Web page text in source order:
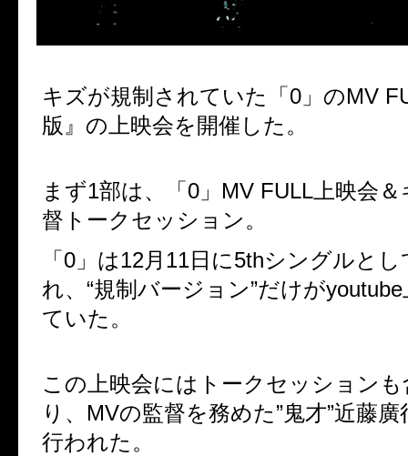
キズが規制されていた「0」のMV
版』の上映会を開催した。
まず1部は、「0」MV FULL上映会
督トークセッション。
「0」は12月11日に5thシングルと
れ、“規制バージョン”だけが
ていた。
この上映会にはトークセッション
り、MVの監督を務めた”鬼才”近藤
行われた。